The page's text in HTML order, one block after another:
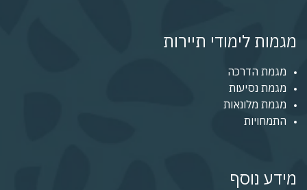
מגמות לימודי תיירות
מגמת הדרכה
מגמת נסיעות
מגמת מלונאות
התמחויות
מידע נוסף